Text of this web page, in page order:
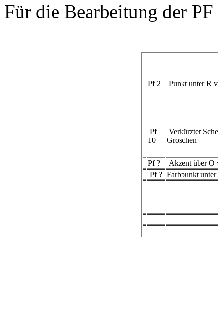
Für die Bearbeitung der
Pf 2 Punkt unter R
Pf
10
Verkürzter
Groschen
Pf ?
Akzent über O
Pf ? Farbpunkt